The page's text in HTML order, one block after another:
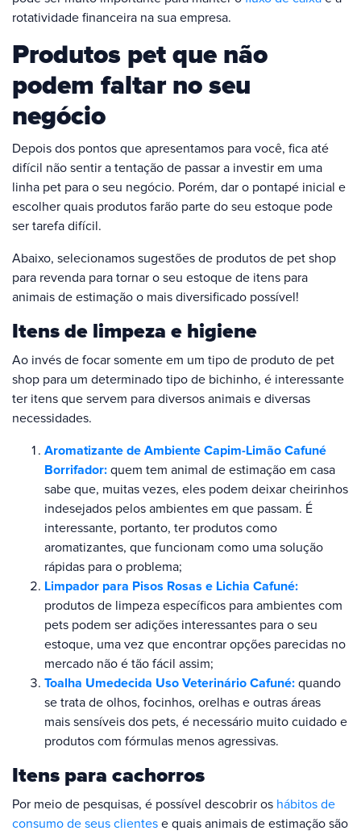
rotatividade financeira na sua empresa.
Produtos pet que não
podem faltar no seu
negócio
Depois dos pontos que apresentamos para você, fica até
difícil não sentir a tentação de passar a investir em uma
linha pet para o seu negócio. Porém, dar o pontapé inicial e
escolher quais produtos farão parte do seu estoque pode
ser tarefa difícil.
Abaixo, selecionamos sugestões de produtos de pet shop
para revenda para tornar o seu estoque de itens para
animais de estimação o mais diversificado possível!
Itens de limpeza e higiene
Ao invés de focar somente em um tipo de produto de pet
shop para um determinado tipo de bichinho, é interessante
ter itens que servem para diversos animais e diversas
necessidades.
Aromatizante de Ambiente Capim-Limão Cafuné
Borrifador: quem tem animal de estimação em casa
sabe que, muitas vezes, eles podem deixar cheirinhos
indesejados pelos ambientes em que passam. É
interessante, portanto, ter produtos como
aromatizantes, que funcionam como uma solução
rápidas para o problema;
Limpador para Pisos Rosas e Lichia Cafuné:
produtos de limpeza específicos para ambientes com
pets podem ser adições interessantes para o seu
estoque, uma vez que encontrar opções parecidas no
mercado não é tão fácil assim;
Toalha Umedecida Uso Veterinário Cafuné: quando
se trata de olhos, focinhos, orelhas e outras áreas
mais sensíveis dos pets, é necessário muito cuidado e
produtos com fórmulas menos agressivas.
Itens para cachorros
Por meio de pesquisas, é possível descobrir os hábitos de
consumo de seus clientes e quais animais de estimação são